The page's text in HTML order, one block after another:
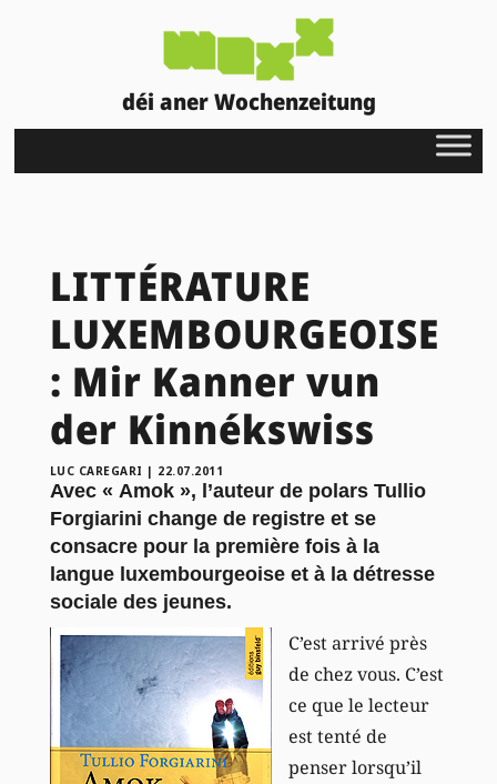
déi aner Wochenzeitung
LITTÉRATURE
LUXEMBOURGEOISE
: Mir Kanner vun
der Kinnékswiss
LUC CAREGARI | 22.07.2011
Avec « Amok », l’auteur de polars Tullio
Forgiarini change de registre et se
consacre pour la première fois à la
langue luxembourgeoise et à la détresse
sociale des jeunes.
C’est arrivé près
de chez vous. C’est
ce que le lecteur
est tenté de
penser lorsqu’il